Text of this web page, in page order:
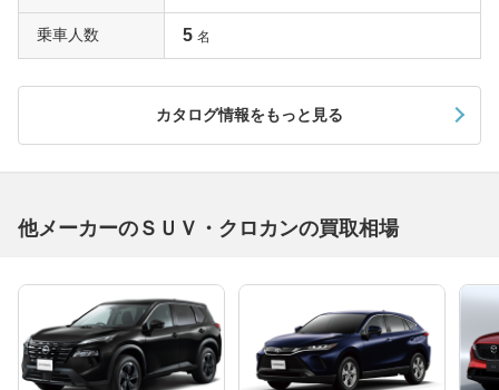
乗車人数 5 名
カタログ情報をもっと見る
他メーカーのＳＵＶ・クロカンの買取相場